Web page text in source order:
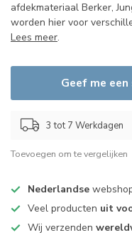
afdekmateriaal Berker,
worden hier voor
Lees meer.
Geef me
3 tot 7 Werkdagen
Toevoegen om te vergelijken
Nederlandse
Veel producten uit
Wij verzenden